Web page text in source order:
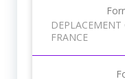
FRANCE